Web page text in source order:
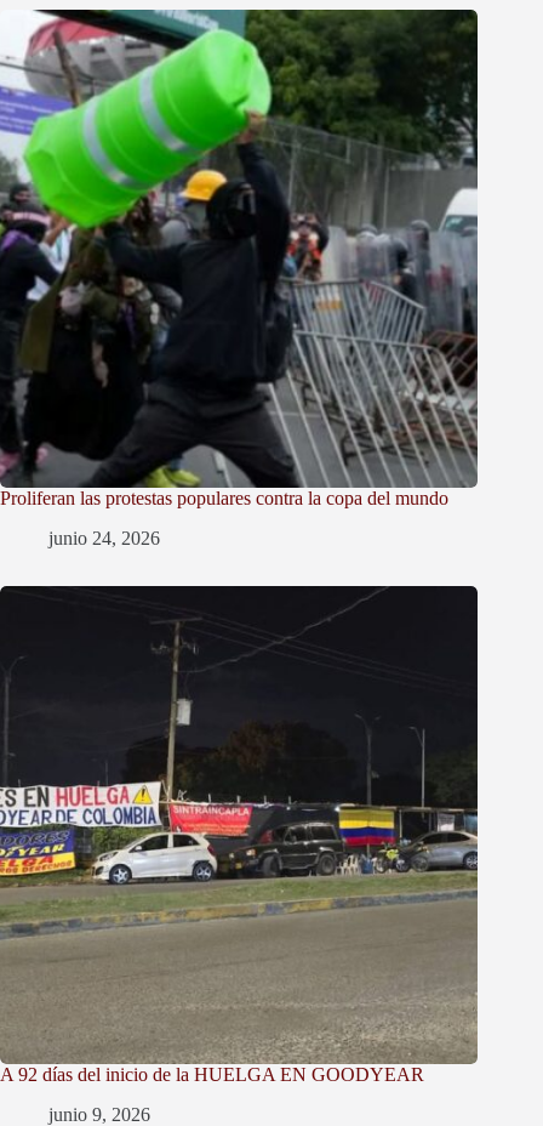
Proliferan las protestas populares contra la copa del mundo
junio 24, 2026
A 92 días del inicio de la HUELGA EN GOODYEAR
junio 9, 2026